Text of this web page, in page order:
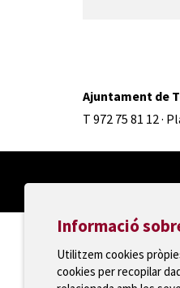
Ajuntament de
T 972 75 81 12 ·
Informació
Utilitzem cookies
cookies per recopilar